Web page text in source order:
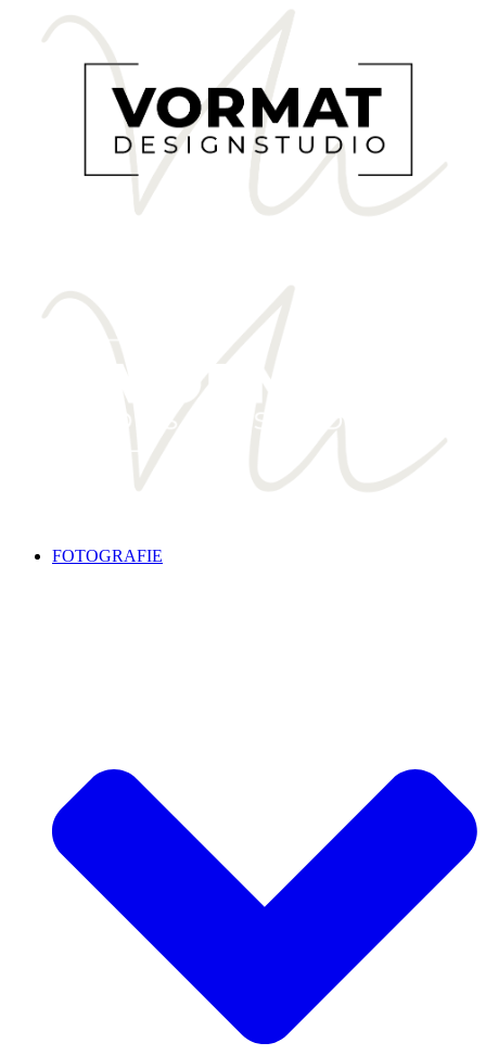
FOTOGRAFIE